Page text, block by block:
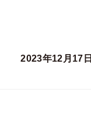
2023年12月17日